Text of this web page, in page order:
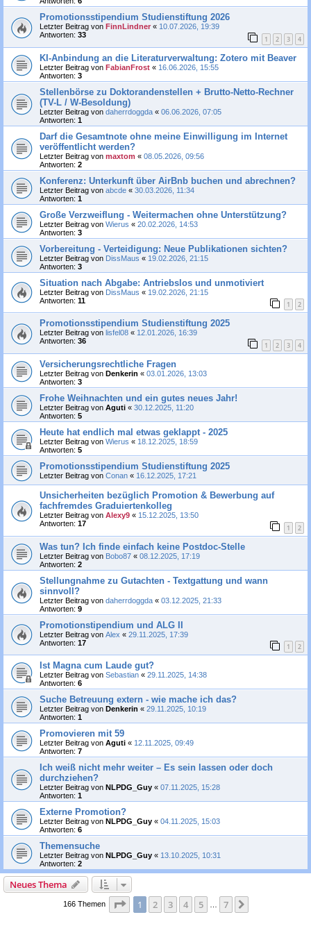
Promotionsstipendium Studienstiftung 2026
Letzter Beitrag von FinnLindner « 10.07.2026, 19:39
Antworten: 33 1 2 3 4
KI-Anbindung an die Literaturverwaltung: Zotero mit Beaver
Letzter Beitrag von FabianFrost « 16.06.2026, 15:55
Antworten: 3
Stellenbörse zu Doktorandenstellen + Brutto-Netto-Rechner
(TV-L / W-Besoldung)
Letzter Beitrag von daherrdoggda « 06.06.2026, 07:05
Antworten: 1
Darf die Gesamtnote ohne meine Einwilligung im Internet
veröffentlicht werden?
Letzter Beitrag von maxtom « 08.05.2026, 09:56
Antworten: 2
Konferenz: Unterkunft über AirBnb buchen und abrechnen?
Letzter Beitrag von abcde « 30.03.2026, 11:34
Antworten: 1
Große Verzweiflung - Weitermachen ohne Unterstützung?
Letzter Beitrag von Wierus « 20.02.2026, 14:53
Antworten: 3
Vorbereitung - Verteidigung: Neue Publikationen sichten?
Letzter Beitrag von DissMaus « 19.02.2026, 21:15
Antworten: 3
Situation nach Abgabe: Antriebslos und unmotiviert
Letzter Beitrag von DissMaus « 19.02.2026, 21:15
Antworten: 11 1 2
Promotionsstipendium Studienstiftung 2025
Letzter Beitrag von lisfel08 « 12.01.2026, 16:39
Antworten: 36 1 2 3 4
Versicherungsrechtliche Fragen
Letzter Beitrag von Denkerin « 03.01.2026, 13:03
Antworten: 3
Frohe Weihnachten und ein gutes neues Jahr!
Letzter Beitrag von Aguti « 30.12.2025, 11:20
Antworten: 5
Heute hat endlich mal etwas geklappt - 2025
Letzter Beitrag von Wierus « 18.12.2025, 18:59
Antworten: 5
Promotionsstipendium Studienstiftung 2025
Letzter Beitrag von Conan « 16.12.2025, 17:21
Unsicherheiten bezüglich Promotion & Bewerbung auf
fachfremdes Graduiertenkolleg
Letzter Beitrag von Alexy9 « 15.12.2025, 13:50
Antworten: 17 1 2
Was tun? Ich finde einfach keine Postdoc-Stelle
Letzter Beitrag von Bobo87 « 08.12.2025, 17:19
Antworten: 2
Stellungnahme zu Gutachten - Textgattung und wann
sinnvoll?
Letzter Beitrag von daherrdoggda « 03.12.2025, 21:33
Antworten: 9
Promotionstipendium und ALG II
Letzter Beitrag von Alex « 29.11.2025, 17:39
Antworten: 17 1 2
Ist Magna cum Laude gut?
Letzter Beitrag von Sebastian « 29.11.2025, 14:38
Antworten: 6
Suche Betreuung extern - wie mache ich das?
Letzter Beitrag von Denkerin « 29.11.2025, 10:19
Antworten: 1
Promovieren mit 59
Letzter Beitrag von Aguti « 12.11.2025, 09:49
Antworten: 7
Ich weiß nicht mehr weiter – Es sein lassen oder doch
durchziehen?
Letzter Beitrag von NLPDG_Guy « 07.11.2025, 15:28
Antworten: 1
Externe Promotion?
Letzter Beitrag von NLPDG_Guy « 04.11.2025, 15:03
Antworten: 6
Themensuche
Letzter Beitrag von NLPDG_Guy « 13.10.2025, 10:31
Antworten: 2
Neues Thema
166 Themen Seite 1von
1 2 3 4 5 7